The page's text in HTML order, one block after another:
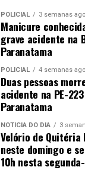
POLICIAL 3 semanas ago
Manicure
grave acidente na
Paranatama
POLICIAL 4 semanas ago
Duas pessoas
acidente na PE-
Paranatama
NOTÍCIA DO DIA 3
Velório de
neste domingo e
10h nesta